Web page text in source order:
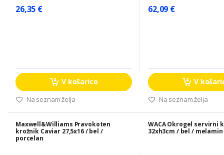
26,35 €
V košarico
Na seznam želja
62,09 €
V
Na seznam želja
Maxwell&Williams Pravokoten
krožnik Caviar 27,5x16 / bel /
porcelan
WACA Okrogel servirni
32xh3cm / bel / melamin